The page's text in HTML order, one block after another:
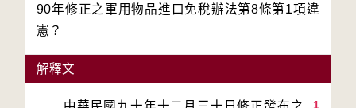
90年修正之軍用物品進口免稅辦法第8條第1項違
憲？
解釋文
1